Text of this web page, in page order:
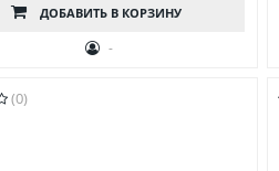
ДОБАВИТЬ В КОРЗИНУ
-
(0)